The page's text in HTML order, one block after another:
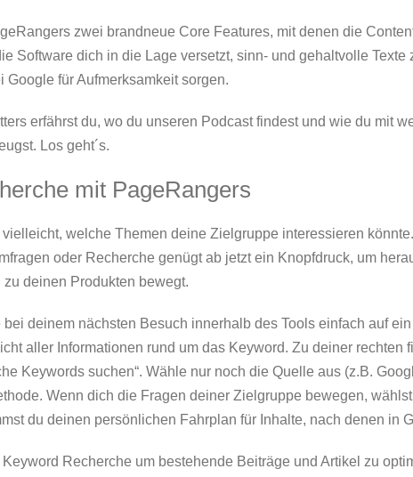
zwei brandneue Core Features, mit denen die
Software dich in die Lage versetzt, sinn- und gehaltvolle Texte
Google für Aufmerksamkeit sorgen.
erfährst du, wo du unseren Podcast findest und wie du mit
Los geht´s.
mit PageRangers
welche Themen deine Zielgruppe interessieren
oder Recherche genügt ab jetzt ein Knopfdruck, um
deinen Produkten bewegt.
deinem nächsten Besuch innerhalb des Tools einfach auf
aller Informationen rund um das Keyword. Zu deiner rechten
Keywords suchen“. Wähle nur noch die Quelle aus (z.B.
Wenn dich die Fragen deiner Zielgruppe bewegen, wählst
du deinen persönlichen Fahrplan für Inhalte, nach denen in
Recherche um bestehende Beiträge und Artikel zu